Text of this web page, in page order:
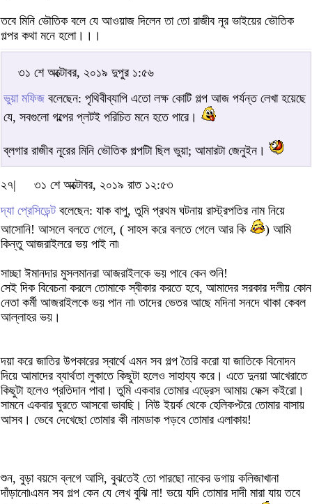
তবে মিনি ভৌতিক বলে যে আওয়াজ দিলেন তা তো রাজীব নূর ভাইয়ের ভৌতিক
গল্পর কথা মনে হলো।।।
৩১ শে অক্টোবর, ২০১৯ দুপুর ১:৫৬
ভুয়া মফিজ বলেছেন: পৃথিবীব্যাপি এতো লক্ষ কোটি গল্প আজ পর্যন্ত লেখা হয়েছে
যে, সবগুলো গল্পের প্লটই পরিচিত মনে হতে পারে।
ব্লগার রাজীব নূরের মিনি ভৌতিক গল্পটিা ছিল ভুয়া; আমারটা জেনুইন।
২৭|
৩১ শে অক্টোবর, ২০১৯ রাত ১২:৫৩
দ্যা প্রেসিডেন্টবলেছেন: যাক বাপু, তুমি প্রথম ঘটনায় রাস্ট্রপতির নাম নিয়ে
আসোনি! আসলে বলতে গেলে, ( সাহস করে বলতে গেলে আর কি
) আমি
কিন্তু আজরাইলরে ভয় পাই না৷
সাচ্ছা ঈমানদার মুসলমানরা আজরাইলকে ভয় পাবে কেন শুনি!
সেই দিক বিবেচনা করলে তোমাকে স্বীকার করতে হবে, আমাদের সরকার দলীয় কোন
নেতা কর্মী আজরাইলকে ভয় পান না৷ তাদের ভেতর আছে মদিনা সনদে থাকা কেবল
আল্লাহর ভয়।
দয়া করে জাতির উপকারের স্বার্থে এমন সব গল্প তৈরি করো যা জাতিকে বিনোদন
দিয়ে আমাদের ব্যার্থতা লুকাতে কিছুটা হলেও সাহায্য করে। এতে দুনয়া আখেরাতে
কিছুটা হলেও প্রতিদান পাবা। তুমি একবার তোমার এড্রেস আমায় ফেক্স কইরো।
সামনে একবার ঘুরতে আসবো ভাবছি। নিউ ইয়র্ক থেকে হেলিকপ্টরে তোমার বাসায়
আসব। ভেবে দেখেছো তোমার কী নামডাক পড়বে তোমার এলাকায়!
শুন, বুড়া বয়সে ব্লগে আসি, বুঝতেই তো পারছো নাকের ডগায় কলিজাখানা
দাঁড়ানো৷এমন সব গল্প কেন যে লেখ বুঝি না! ভয়ে যদি তোমার দাদী মারা যায় তবে